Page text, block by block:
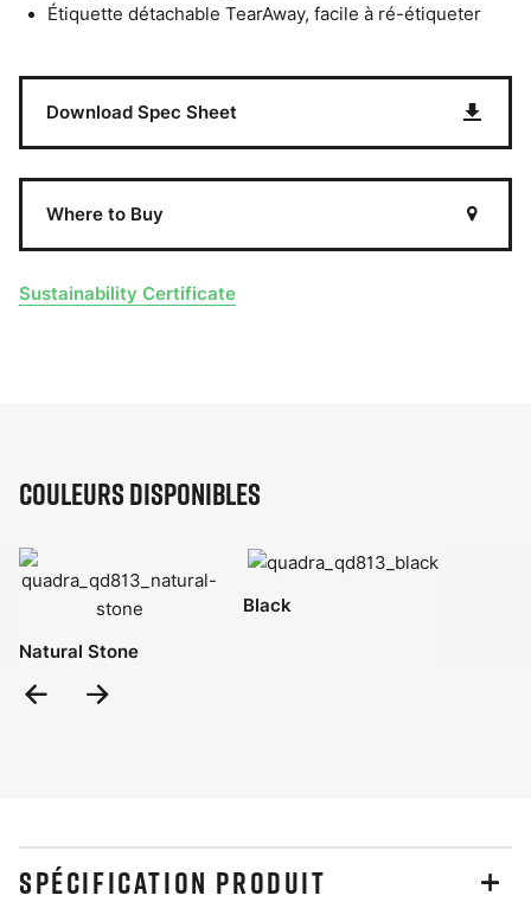
Étiquette détachable TearAway, facile à ré-étiqueter
Download Spec Sheet
Where to Buy
Sustainability Certificate
Couleurs disponibles
Natural Stone
Black
Previous
SPÉCIFICATION PRODUIT